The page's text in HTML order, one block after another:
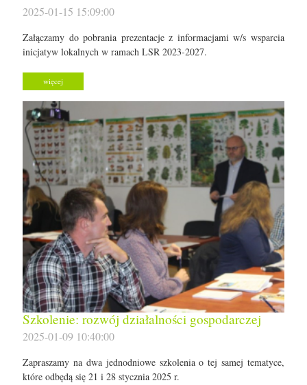
2025-01-15 15:09:00
Załączamy do pobrania prezentacje z informacjami w/s wsparcia
inicjatyw lokalnych w ramach LSR 2023-2027.
więcej
Szkolenie: rozwój działalności gospodarczej
2025-01-09 10:40:00
Zapraszamy na dwa jednodniowe szkolenia o tej samej tematyce,
które odbędą się 21 i 28 stycznia 2025 r.